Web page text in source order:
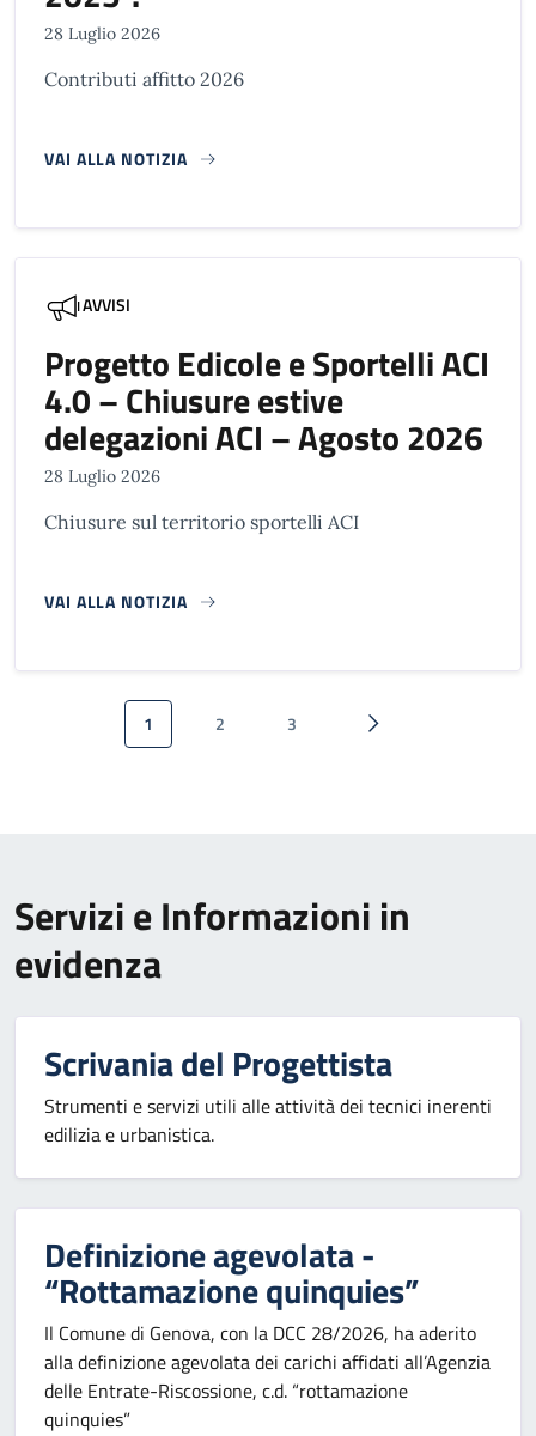
28 Luglio 2026
Contributi affitto 2026
VAI ALLA NOTIZIA
AVVISI
Progetto Edicole e Sportelli ACI
4.0 – Chiusure estive
delegazioni ACI – Agosto 2026
28 Luglio 2026
Chiusure sul territorio sportelli ACI
VAI ALLA NOTIZIA
Paginazione
Pagina attuale
1 Pagina
2 Pagina
3 Pagina successiva
Servizi e Informazioni in
evidenza
Scrivania del Progettista
Strumenti e servizi utili alle attività dei tecnici inerenti
edilizia e urbanistica.
Definizione agevolata -
“Rottamazione quinquies”
Il Comune di Genova, con la DCC 28/2026, ha aderito
alla definizione agevolata dei carichi affidati all’Agenzia
delle Entrate-Riscossione, c.d. “rottamazione
quinquies”